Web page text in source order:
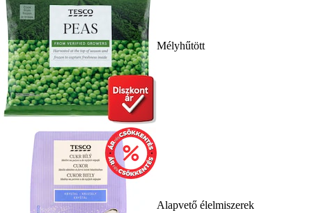
Mélyhűtött
Alapvető élelmiszerek